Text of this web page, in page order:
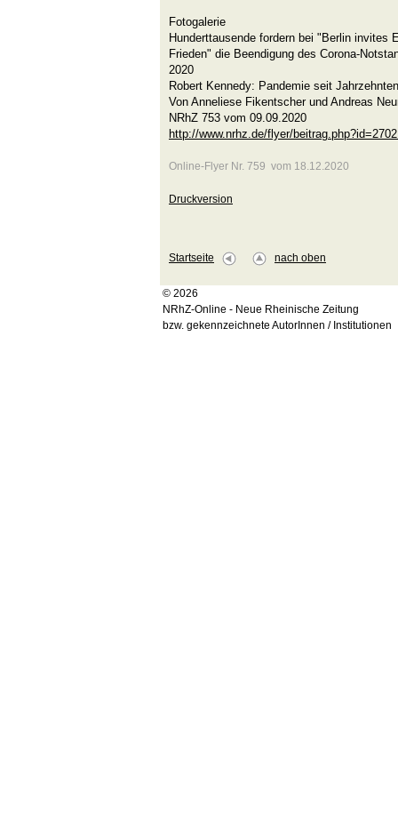
Fotogalerie
Hunderttausende fordern bei "Berlin invites
Frieden" die Beendigung des Corona-
2020
Robert Kennedy: Pandemie seit
Von Anneliese Fikentscher und Andreas
NRhZ 753 vom 09.09.2020
http://www.nrhz.de/flyer/
Online-Flyer Nr. 759 vom 18.12.2020
Druckversion
Startseite nach oben
© 2026
NRhZ-Online - Neue Rheinische Zeitung
bzw. gekennzeichnete AutorInnen / Institutionen